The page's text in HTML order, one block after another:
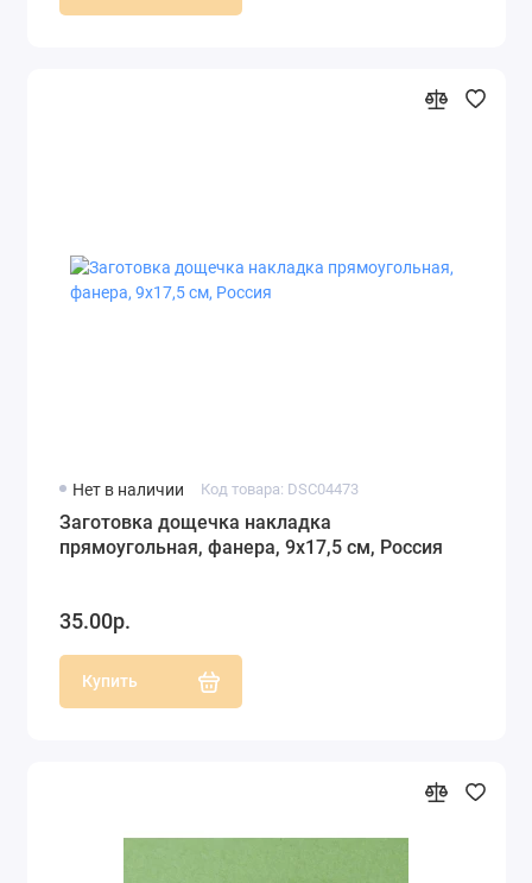
Нет в наличии Код товара: DSC04473
Заготовка дощечка накладка
прямоугольная, фанера, 9х17,5 см, Россия
35.00р.
Купить